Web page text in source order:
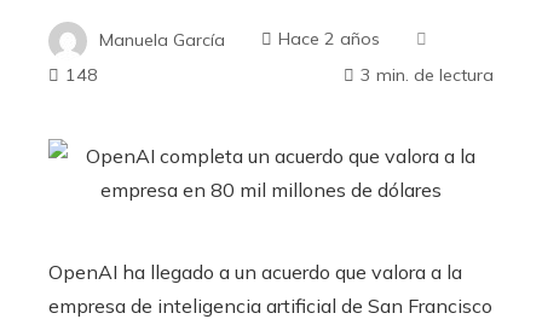
Manuela García
Hace 2 años
148
3 min. de lectura
OpenAI ha llegado a un acuerdo que valora a la
empresa de inteligencia artificial de San Francisco